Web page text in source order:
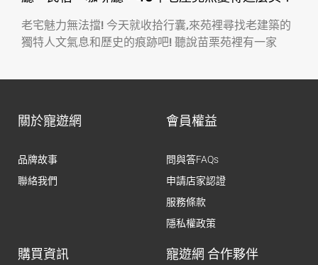
老宅魅力無法擋! 今天就收拾行囊,來苑裡尋找老建築的
獨特人文氣息和歷史的痕跡吧! 聽說苗栗苑裡有一家
關於寵遊網
品牌故事
聯絡我們
會員權益
問與答FAQs
申請店家認證
服務條款
隱私權政策
購買資訊 寵遊網 合作夥伴